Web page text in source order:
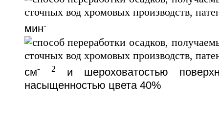
мин-
см- 2
и шероховатостью
насыщенностью цвета 40%